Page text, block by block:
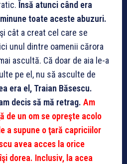
Însă atunci când era
toate aceste abuzuri.
cât a creat cel care se
unul dintre oamenii cărora
ascultă. Că doar de aia le-a
pe el, nu să asculte de
era el, Traian Băsescu.
decis să mă retrag. Am
de un om se opreşte acolo
a supune o ţară capriciilor
avea acces la orice
dorea. Inclusiv, la acea